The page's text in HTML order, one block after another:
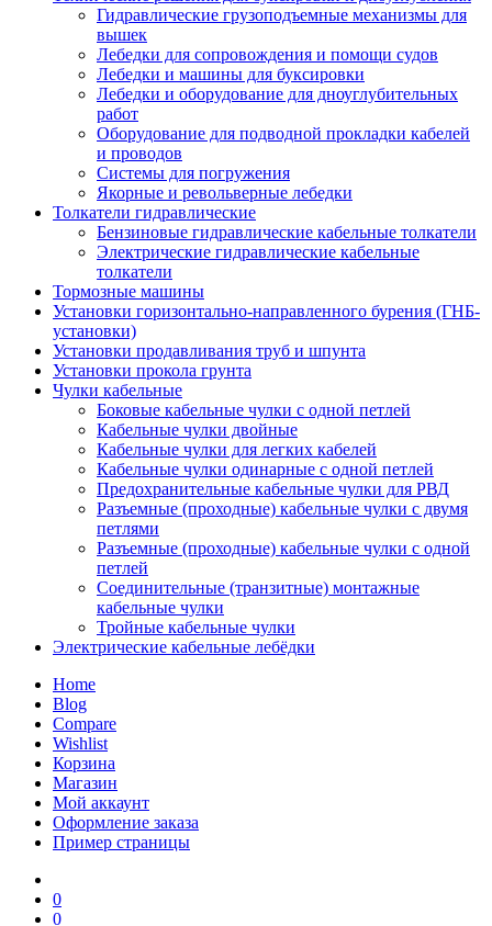
Гидравлические грузоподъемные механизмы для
вышек
Лебедки для сопровождения и помощи судов
Лебедки и машины для буксировки
Лебедки и оборудование для дноуглубительных
работ
Оборудование для подводной прокладки кабелей
и проводов
Системы для погружения
Якорные и револьверные лебедки
Толкатели гидравлические
Бензиновые гидравлические кабельные толкатели
Электрические гидравлические кабельные
толкатели
Тормозные машины
Установки горизонтально-направленного бурения (ГНБ-
установки)
Установки продавливания труб и шпунта
Установки прокола грунта
Чулки кабельные
Боковые кабельные чулки с одной петлей
Кабельные чулки двойные
Кабельные чулки для легких кабелей
Кабельные чулки одинарные с одной петлей
Предохранительные кабельные чулки для РВД
Разъемные (проходные) кабельные чулки с двумя
петлями
Разъемные (проходные) кабельные чулки с одной
петлей
Соединительные (транзитные) монтажные
кабельные чулки
Тройные кабельные чулки
Электрические кабельные лебёдки
Home
Blog
Compare
Wishlist
Корзина
Магазин
Мой аккаунт
Оформление заказа
Пример страницы
0
0